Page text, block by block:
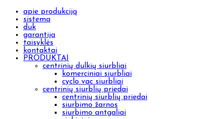
apie produkciją
sistema
duk
garantija
taisyklės
kontaktai
PRODUKTAI
centrinių dulkių siurbliai
komerciniai siurbliai
cyclo vac siurbliai
centrinių siurblių priedai
centrinių siurblių priedai
siurbimo žarnos
siurbimo antgaliai